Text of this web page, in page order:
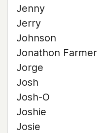
Jenny
Jerry
Johnson
Jonathon Farmer
Jorge
Josh
Josh-O
Joshie
Josie